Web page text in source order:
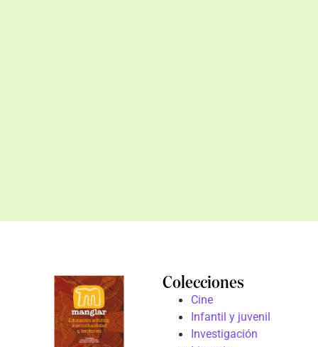
Colecciones
Cine
Infantil y juvenil
Investigación